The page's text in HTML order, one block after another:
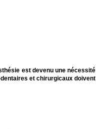
est devenu une nécessité
et chirurgicaux doivent